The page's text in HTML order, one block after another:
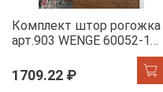
Комплект штор рогожка
арт.903 WENGE 60052-1
1709.22 ₽